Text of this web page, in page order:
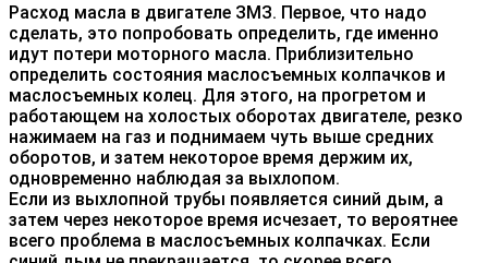
Расход масла в двигателе ЗМЗ. Первое, что надо
сделать, это попробовать определить, где именно
идут потери моторного масла. Приблизительно
определить состояния маслосъемных колпачков и
маслосъемных колец. Для этого, на прогретом и
работающем на холостых оборотах двигателе, резко
нажимаем на газ и поднимаем чуть выше средних
оборотов, и затем некоторое время держим их,
одновременно наблюдая за выхлопом.
Если из выхлопной трубы появляется синий дым, а
затем через некоторое время исчезает, то вероятнее
всего проблема в маслосъемных колпачках. Если